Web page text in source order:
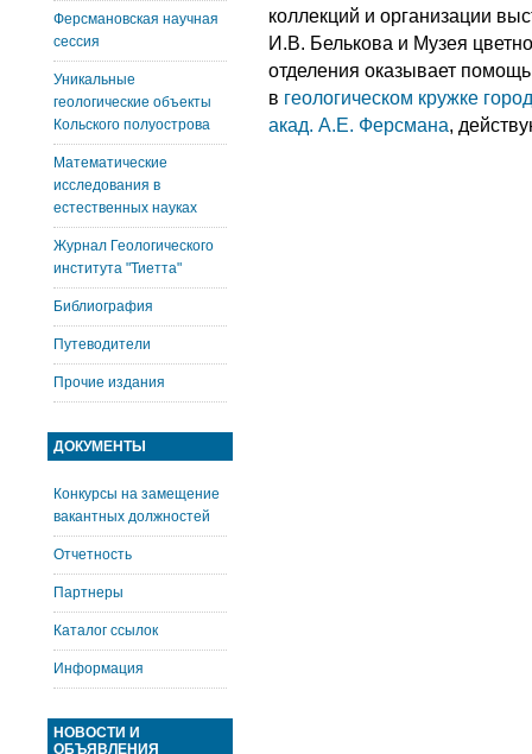
коллекций и организации
И.В. Белькова и Музея
отделения оказывает
в геологическом кружке
акад. А.Е. Ферсмана,
Ферсмановская научная
сессия
Уникальные
геологические объекты
Кольского полуострова
Математические
исследования в
естественных науках
Журнал Геологического
института "Тиетта"
Библиография
Путеводители
Прочие издания
ДОКУМЕНТЫ
Конкурсы на замещение
вакантных должностей
Отчетность
Партнеры
Каталог ссылок
Информация
НОВОСТИ И
ОБЪЯВЛЕНИЯ